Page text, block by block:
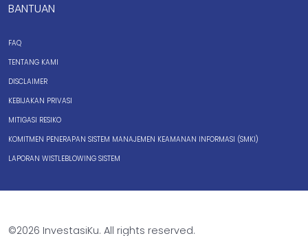
BANTUAN
FAQ
TENTANG KAMI
DISCLAIMER
KEBIJAKAN PRIVASI
MITIGASI RESIKO
KOMITMEN PENERAPAN SISTEM MANAJEMEN KEAMANAN INFORMASI (SMKI)
LAPORAN WISTLEBLOWING SISTEM
©2026 InvestasiKu. All rights reserved.